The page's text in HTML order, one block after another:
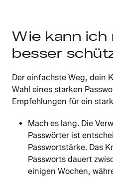
Wie kann ich
besser
Der einfachste Weg, dein
Wahl eines starken
Empfehlungen für ein
Mach es lang. Die
Passwörter ist
Passwortstärke. Das
Passworts dauert
einigen Wochen,